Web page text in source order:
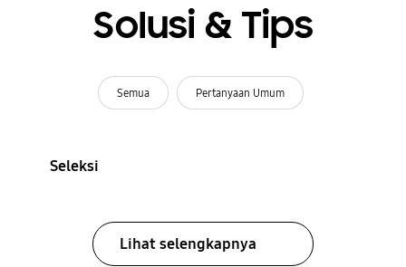
Solusi & Tips
Semua Pertanyaan Umum
Seleksi
Lihat selengkapnya